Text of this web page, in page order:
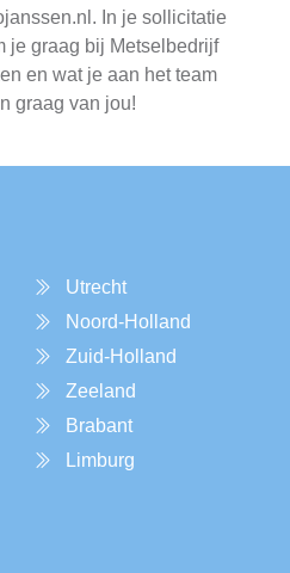
. In je sollicitatie
je graag bij Metselbedrijf
en wat je aan het team
graag van jou!
Utrecht
Noord-Holland
Zuid-Holland
Zeeland
Brabant
Limburg